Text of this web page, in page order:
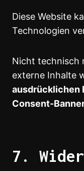
Diese Website
Technologien
Nicht technisch
externe Inhalte
ausdrücklichen
Consent-
7.